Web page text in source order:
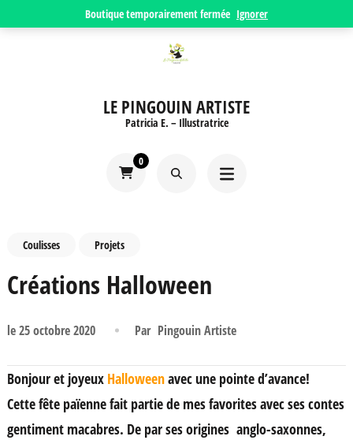
Boutique temporairement fermée Ignorer
LE PINGOUIN ARTISTE
Patricia E. – Illustratrice
0
Coulisses Projets
Créations Halloween
le25 octobre 2020 Par Pingouin Artiste
Bonjour et joyeux Halloweenavec une pointe d’avance!
Cette fête païenne fait partie de mes favorites avec ses contes
gentiment macabres. De par ses origines anglo-saxonnes,